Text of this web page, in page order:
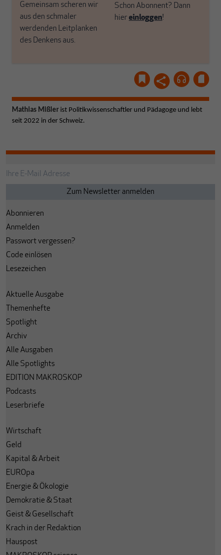
Gemeinsam scheren wir
aus den schmaler
werdenden Leitplanken
des Denkens aus.
Schon Abonnent? Dann
hiereinloggen!
Mathias Mißler ist Politikwissenschaftler und Pädagoge und lebt
seit 2022 in der Schweiz.
Abonnieren
Anmelden
Passwort vergessen?
Code einlösen
Lesezeichen
Aktuelle Ausgabe
Themenhefte
Spotlight
Archiv
Alle Ausgaben
Alle Spotlights
EDITION MAKROSKOP
Podcasts
Leserbriefe
Wirtschaft
Geld
Kapital & Arbeit
EUROpa
Energie & Ökologie
Demokratie & Staat
Geist & Gesellschaft
Krach in der Redaktion
Hauspost